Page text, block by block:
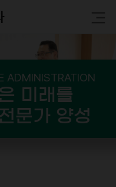
ADMINISTRATION
미래를
문가 양성